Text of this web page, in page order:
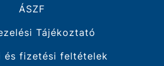
ÁSZF
Tájékoztató
és fizetési feltételek